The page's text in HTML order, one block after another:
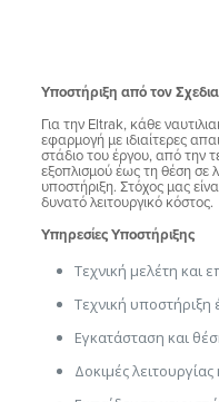
Υποστήριξη από τον
Για την Eltrak, κάθε
εφαρμογή με ιδιαίτερες
στάδιο του έργου, από την
εξοπλισμού έως τη θέση σε
υποστήριξη. Στόχος μας
δυνατό λειτουργικό κόστος.
Υπηρεσίες Υποστήριξης
Τεχνική μελέτη και
Τεχνική υποστήριξη
Εγκατάσταση και
Δοκιμές